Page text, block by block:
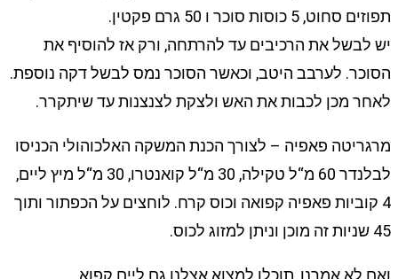
תפוזים סחוט, 5 כוסות סוכר ו 50 גרם פקטין.
יש לבשל את הרכיבים עד להרתחה, ורק אז להוסיף את
הסוכר. לערבב היטב, וכאשר הסוכר נמס לבשל דקה נוספת.
לאחר מכן לכבות את האש ולצקת לצנצנות עד שיתקרר.
מרגריטה פאפיה – לצורך הכנת המשקה האלכוהולי הכניסו
לבלנדר 60 מ“ל טקילה, 30 מ“ל קואנטרו, 30 מ“ל מיץ ליים,
4 קוביות פאפיה קפואה וכוס קרח. לוחצים על הכפתור ותוך
45 שניות זה מוכן וניתן למזוג לכוס.
ואם לא אמרנו, תוכלו למצוא אצלנו גם ליים קפוא.